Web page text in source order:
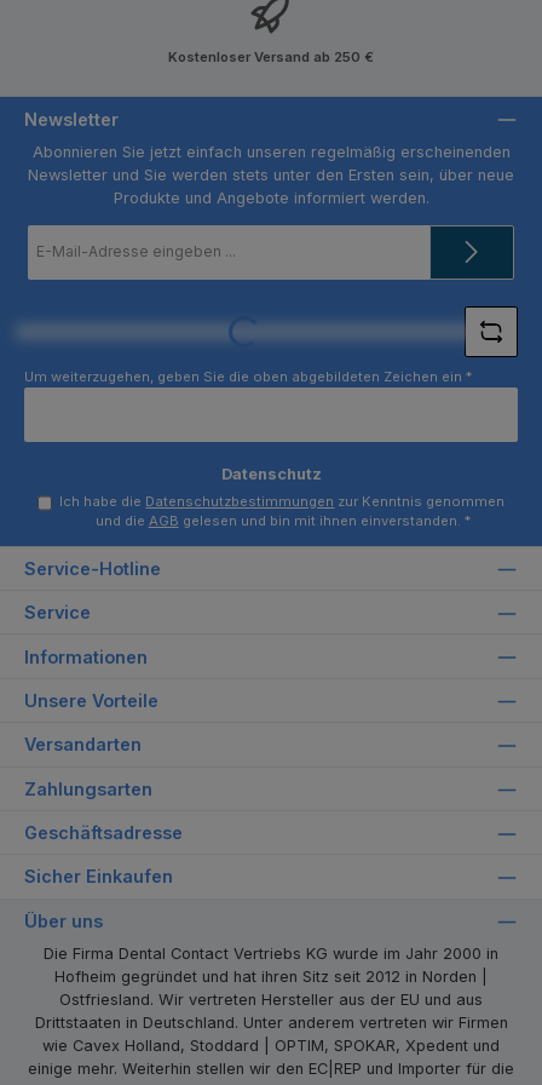
Kostenloser Versand ab 250 €
Newsletter
Abonnieren Sie jetzt einfach unseren regelmäßig erscheinenden
Newsletter und Sie werden stets unter den Ersten sein, über neue
Produkte und Angebote informiert werden.
Mail-
Loading...
Um weiterzugehen, geben Sie die oben abgebildeten Zeichen ein *
Datenschutz
Ich habe die Datenschutzbestimmungen zur Kenntnis genommen
und die AGB gelesen und bin mit ihnen einverstanden. *
Service-Hotline
Service
Informationen
Unsere Vorteile
Versandarten
Zahlungsarten
Geschäftsadresse
Sicher Einkaufen
Über uns
Die Firma Dental Contact Vertriebs KG wurde im Jahr 2000 in
Hofheim gegründet und hat ihren Sitz seit 2012 in Norden |
Ostfriesland. Wir vertreten Hersteller aus der EU und aus
Drittstaaten in Deutschland. Unter anderem vertreten wir Firmen
wie Cavex Holland, Stoddard | OPTIM, SPOKAR, Xpedent und
einige mehr. Weiterhin stellen wir den EC|REP und Importer für die